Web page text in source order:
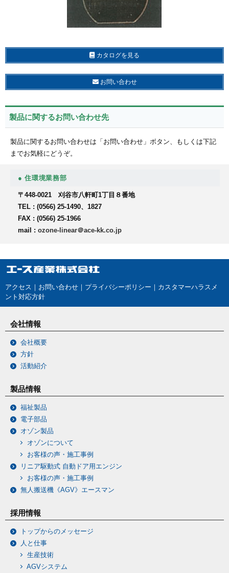
カタログを見る
お問い合わせ
製品に関するお問い合わせ先
製品に関するお問い合わせは「お問い合わせ」ボタン、もしくは下記
までお気軽にどうぞ。
● 住環境業務部
〒448-0021 刈谷市八軒町1丁目８番地
TEL : (0566) 25-1490、1827
FAX : (0566) 25-1966
mail : ozone-linear＠ace-kk.co.jp
アクセス ｜ お問い合わせ ｜ プライバシーポリシー ｜ カスタマーハラスメ
ント対応方針
会社情報
会社概要
方針
活動紹介
製品情報
福祉製品
電子部品
オゾン製品
オゾンについて
お客様の声・施工事例
リニア駆動式 自動ドア用エンジン
お客様の声・施工事例
無人搬送機《AGV》エースマン
採用情報
トップからのメッセージ
人と仕事
生産技術
AGVシステム